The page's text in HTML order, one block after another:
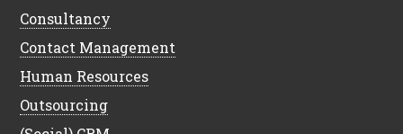
Consultancy
Contact Management
Human Resources
Outsourcing